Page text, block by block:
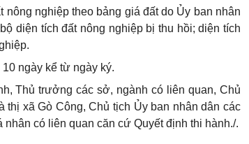
nghiệp theo bảng giá đất do Ủy ban nhân
diện tích đất nông nghiệp bị thu hồi; diện tích
ngày kể từ ngày ký.
Thủ trưởng các sở, ngành có liên quan, Chủ
thị xã Gò Công, Chủ tịch Ủy ban nhân dân các
có liên quan căn cứ Quyết định thi hành./.